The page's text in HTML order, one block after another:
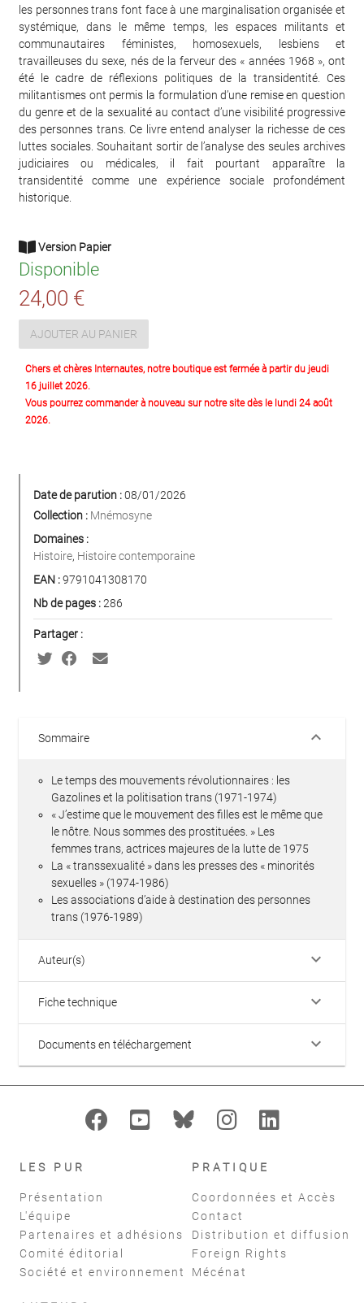
les personnes trans font face à une marginalisation organisée et
systémique, dans le même temps, les espaces militants et
communautaires féministes, homosexuels, lesbiens et
travailleuses du sexe, nés de la ferveur des « années 1968 », ont
été le cadre de réflexions politiques de la transidentité. Ces
militantismes ont permis la formulation d’une remise en question
du genre et de la sexualité au contact d’une visibilité progressive
des personnes trans. Ce livre entend analyser la richesse de ces
luttes sociales. Souhaitant sortir de l’analyse des seules archives
judiciaires ou médicales, il fait pourtant apparaître la
transidentité comme une expérience sociale profondément
historique.
Version Papier
Disponible
24,00 €
AJOUTER AU PANIER
Chers et chères Internautes, notre boutique est fermée à partir du jeudi
16 juillet 2026.
Vous pourrez commander à nouveau sur notre site dès le lundi 24 août
2026.
Date de parution :08/01/2026
Collection : Mnémosyne
Domaines :
Histoire, Histoire contemporaine
EAN :9791041308170
Nb de pages :286
Partager :
Sommaire keyboard_arrow_down
Le temps des mouvements révolutionnaires : les
Gazolines et la politisation trans (1971-1974)
« J’estime que le mouvement des filles est le même que
le nôtre. Nous sommes des prostituées. » Les
femmes trans, actrices majeures de la lutte de 1975
La « transsexualité » dans les presses des « minorités
sexuelles » (1974-1986)
Les associations d’aide à destination des personnes
trans (1976-1989)
Auteur(s) keyboard_arrow_down
Fiche technique keyboard_arrow_down
Documents en téléchargement keyboard_arrow_down
LES PUR
Présentation
L'équipe
Partenaires et adhésions
Comité éditorial
Société et environnement
PRATIQUE
Coordonnées et Accès
Contact
Distribution et diffusion
Foreign Rights
Mécénat